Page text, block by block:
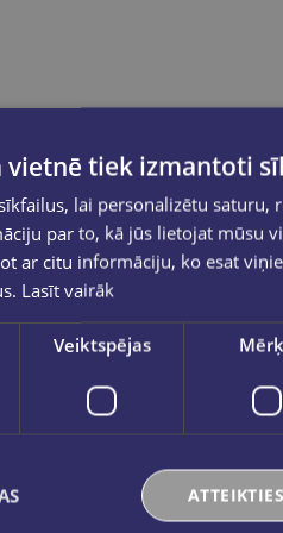
vietnē tiek izmantoti
lai personalizētu saturu,
par to, kā jūs lietojat mūsu
ar citu informāciju, ko esat
Lasīt vairāk
Veiktspējas